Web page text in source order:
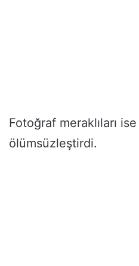
Fotoğraf meraklıları
ölümsüzleştirdi.